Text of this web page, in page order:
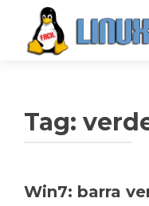
Tag:
Win7: barra